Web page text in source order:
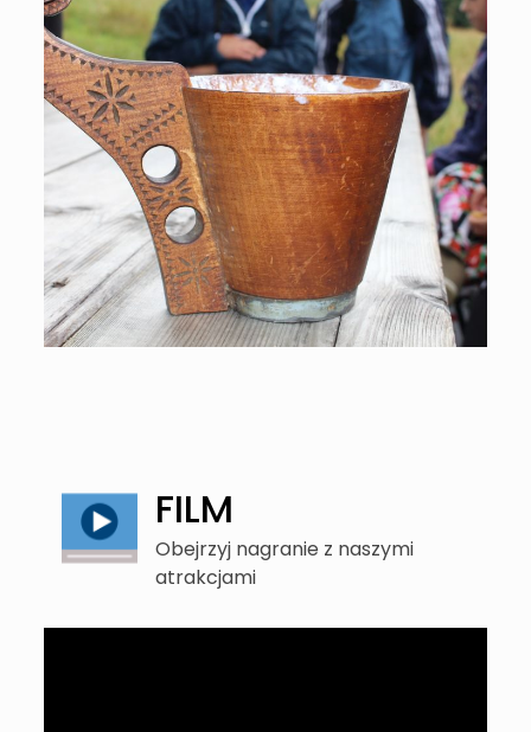
FILM
Obejrzyj nagranie z naszymi
atrakcjami